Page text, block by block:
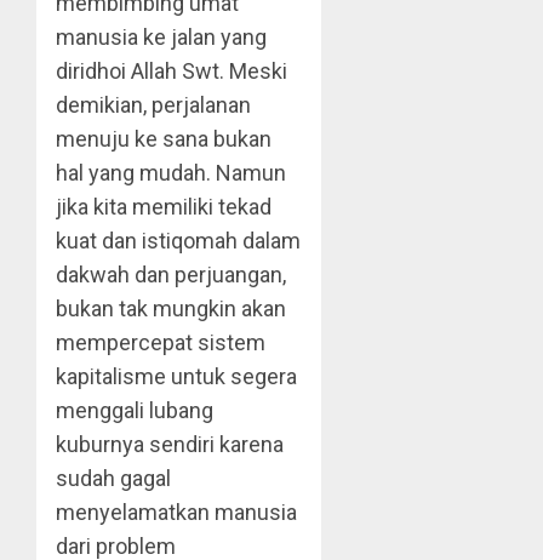
manusia ke jalan yang
diridhoi Allah Swt. Meski
demikian, perjalanan
menuju ke sana bukan
hal yang mudah. Namun
jika kita memiliki tekad
kuat dan istiqomah dalam
dakwah dan perjuangan,
bukan tak mungkin akan
mempercepat sistem
kapitalisme untuk segera
menggali lubang
kuburnya sendiri karena
sudah gagal
menyelamatkan manusia
dari problem